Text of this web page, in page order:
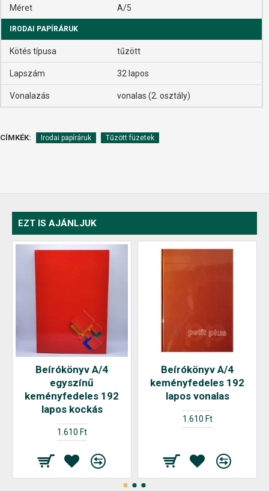
Méret A/5
IRODAI PAPÍRÁRUK
Kötés típusa tűzött
Lapszám 32 lapos
Vonalazás vonalas (2. osztály)
CÍMKÉK: Irodai papíráruk Tűzött füzetek
EZT IS AJÁNLJUK
Beírókönyv A/4
egyszínű
keményfedeles 192
lapos kockás
1.610 Ft
Beírókönyv A/4
keményfedeles 192
lapos vonalas
1.610 Ft